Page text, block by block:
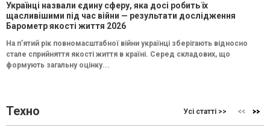
Українці назвали єдину сферу, яка досі робить їх
щасливішими під час війни — результати дослідження
Барометр якості життя 2026
На п’ятий рік повномасштабної війни українці зберігають відносно
стале сприйняття якості життя в країні. Серед складових, що
формують загальну оцінку...
Техно Усі статті >>